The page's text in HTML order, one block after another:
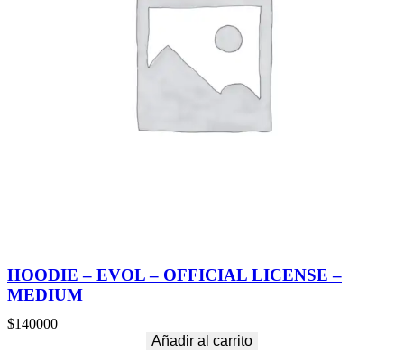
HOODIE – EVOL – OFFICIAL LICENSE –
MEDIUM
$140000
Añadir al carrito